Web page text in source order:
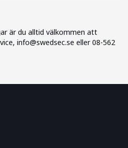
är du alltid välkommen att
info@swedsec.se eller 08-562